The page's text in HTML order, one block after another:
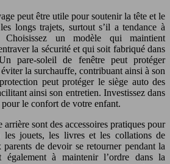
peut être utile pour soutenir la tête et le
longs trajets, surtout s’il a tendance à
Choisissez un modèle qui maintient
la sécurité et qui soit fabriqué dans
pare-soleil de fenêtre peut protéger
la surchauffe, contribuant ainsi à son
peut protéger le siège auto des
ainsi son entretien. Investissez dans
pour le confort de votre enfant.
arrière sont des accessoires pratiques pour
les jouets, les livres et les collations de
de devoir se retourner pendant la
également à maintenir l’ordre dans la